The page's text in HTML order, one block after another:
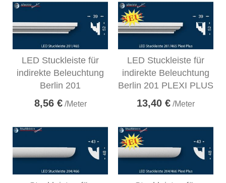
LED Stuckleiste für
indirekte Beleuchtung
Berlin 201
8,56 €/Meter
LED Stuckleiste für
indirekte Beleuchtung
Berlin 201 PLEXI PLUS
13,40 € /Meter